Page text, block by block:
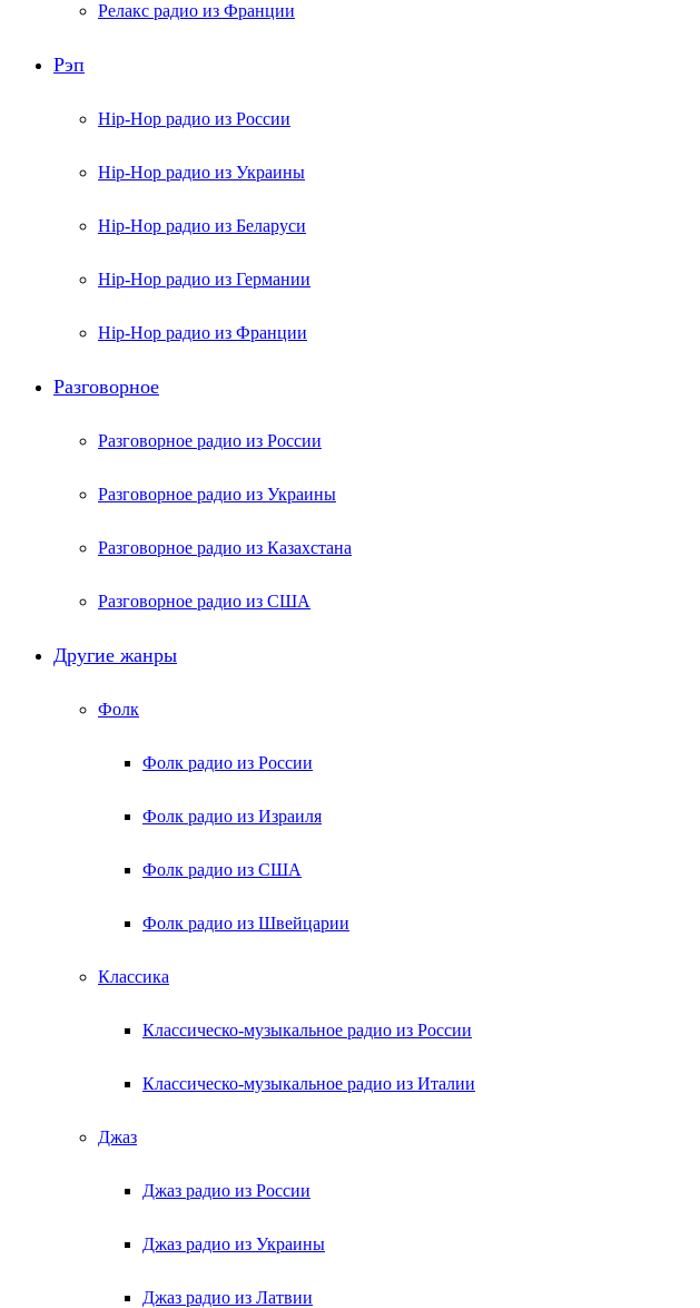
Релакс радио из Франции
Рэп
Hip-Hop радио из России
Hip-Hop радио из Украины
Hip-Hop радио из Беларуси
Hip-Hop радио из Германии
Hip-Hop радио из Франции
Разговорное
Разговорное радио из России
Разговорное радио из Украины
Разговорное радио из Казахстана
Разговорное радио из США
Другие жанры
Фолк
Фолк радио из России
Фолк радио из Израиля
Фолк радио из США
Фолк радио из Швейцарии
Классика
Классическо-музыкальное радио из России
Классическо-музыкальное радио из Италии
Джаз
Джаз радио из России
Джаз радио из Украины
Джаз радио из Латвии